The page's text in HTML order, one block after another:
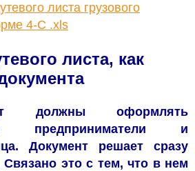
листа грузового
4-С .xls
листа, как
должны оформлять
предприниматели и
Документ решает сразу
Связано это с тем, что в нем